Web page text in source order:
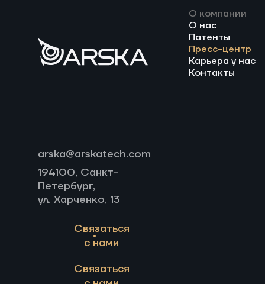
arska@arskatech.com
194100, Санкт-
Петербург,
ул. Харченко, 13
О компании
О нас
Патенты
Пресс-центр
Карьера у нас
Контакты
Связаться
с нами
Связаться